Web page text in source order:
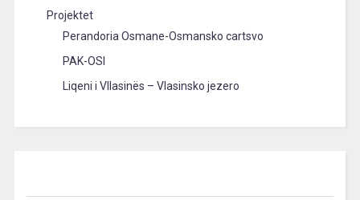
Projektet
Perandoria Osmane-Osmansko cartsvo
PAK-OSI
Liqeni i Vllasinës – Vlasinsko jezero